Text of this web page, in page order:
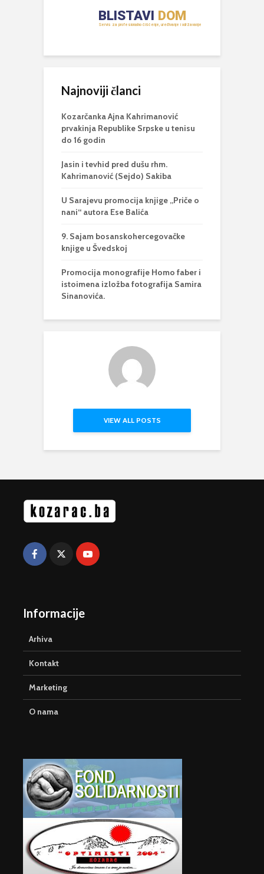
Najnoviji članci
Kozarčanka Ajna Kahrimanović
prvakinja Republike Srpske u tenisu
do 16 godin
Jasin i tevhid pred dušu rhm.
Kahrimanović (Sejdo) Sakiba
U Sarajevu promocija knjige „Priče o
nani“ autora Ese Balića
9. Sajam bosanskohercegovačke
knjige u Švedskoj
Promocija monografije Homo faber i
istoimena izložba fotografija Samira
Sinanovića.
VIEW ALL POSTS
Informacije
Arhiva
Kontakt
Marketing
O nama